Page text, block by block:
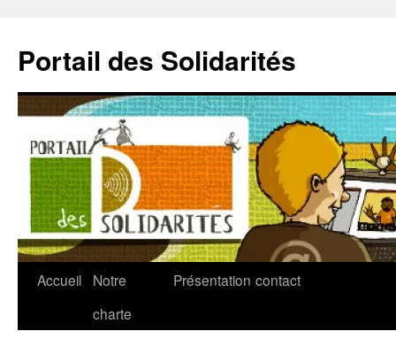
contenu
Portail des Solidarités
Accueil
Notre
charte
Présentation contact